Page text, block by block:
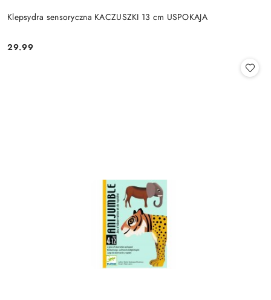
Klepsydra sensoryczna KACZUSZKI 13 cm USPOKAJA
Cena:
29.99